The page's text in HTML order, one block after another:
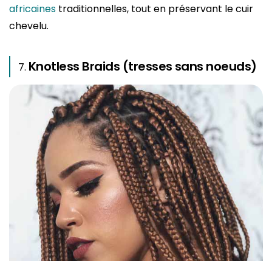
africaines traditionnelles, tout en préservant le cuir
chevelu.
Knotless Braids (tresses sans noeuds)